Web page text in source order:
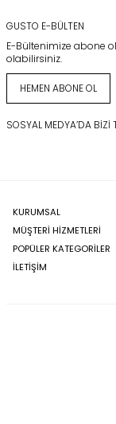
GUSTO E-BÜLTEN
E-Bültenimize abone
olabilirsiniz.
HEMEN ABONE OL
SOSYAL MEDYA’DA BIZI
KURUMSAL
MÜŞTERI HIZMETLERI
POPÜLER KATEGORILER
İLETİŞİM